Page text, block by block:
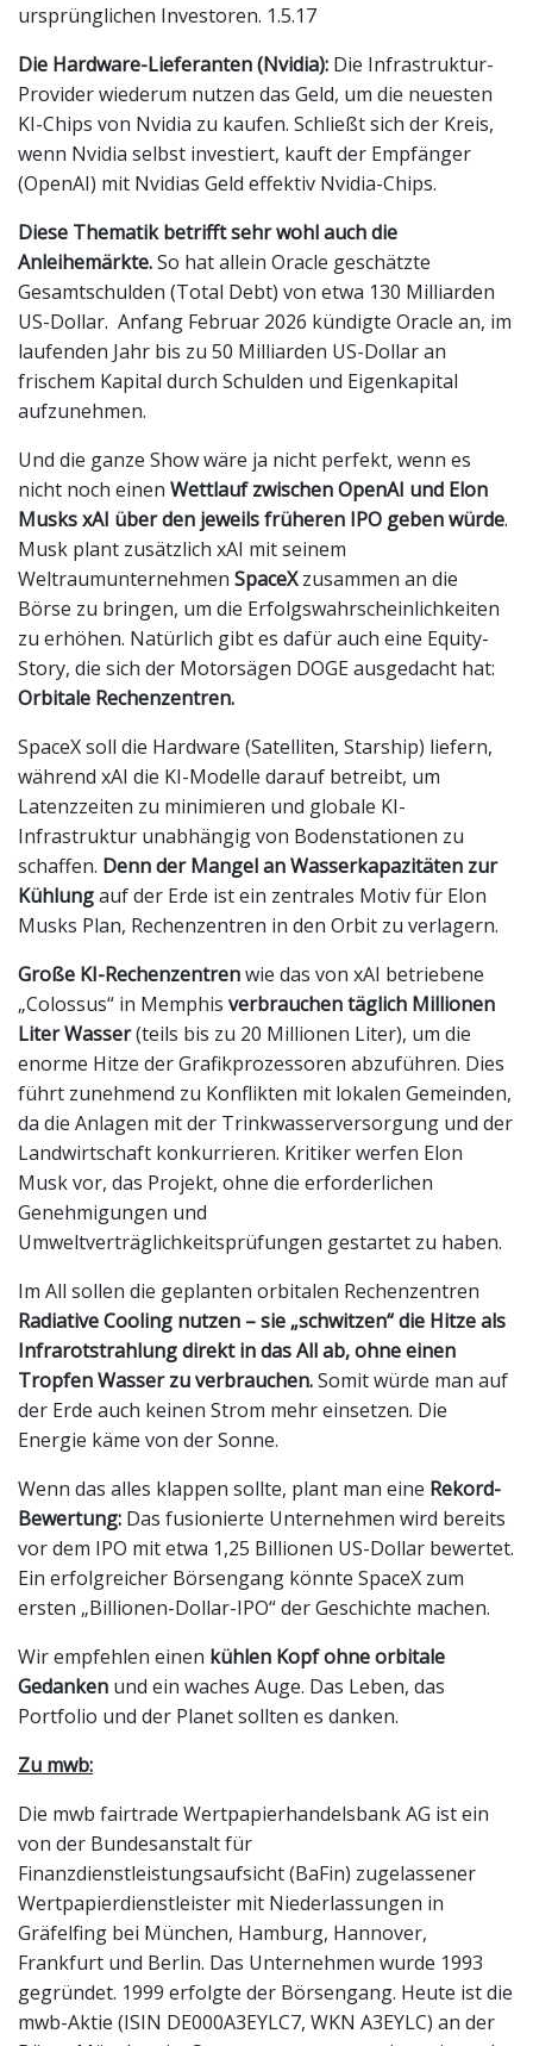
ursprünglichen Investoren. 1.5.17
Die Hardware-Lieferanten (Nvidia): Die Infrastruktur-
Provider wiederum nutzen das Geld, um die neuesten
KI-Chips von Nvidia zu kaufen. Schließt sich der Kreis,
wenn Nvidia selbst investiert, kauft der Empfänger
(OpenAI) mit Nvidias Geld effektiv Nvidia-Chips.
Diese Thematik betrifft sehr wohl auch die
Anleihemärkte.So hat allein Oracle geschätzte
Gesamtschulden (Total Debt) von etwa 130 Milliarden
US-Dollar. Anfang Februar 2026 kündigte Oracle an, im
laufenden Jahr bis zu 50 Milliarden US-Dollar an
frischem Kapital durch Schulden und Eigenkapital
aufzunehmen.
Und die ganze Show wäre ja nicht perfekt, wenn es
nicht noch einen Wettlauf zwischen OpenAI und Elon
Musks xAI über den jeweils früheren IPO geben würde.
Musk plant zusätzlich xAI mit seinem
Weltraumunternehmen SpaceXzusammen an die
Börse zu bringen, um die Erfolgswahrscheinlichkeiten
zu erhöhen. Natürlich gibt es dafür auch eine Equity-
Story, die sich der Motorsägen DOGE ausgedacht hat:
Orbitale Rechenzentren.
SpaceX soll die Hardware (Satelliten, Starship) liefern,
während xAI die KI-Modelle darauf betreibt, um
Latenzzeiten zu minimieren und globale KI-
Infrastruktur unabhängig von Bodenstationen zu
schaffen. Denn der Mangel an Wasserkapazitäten zur
Kühlungauf der Erde ist ein zentrales Motiv für Elon
Musks Plan, Rechenzentren in den Orbit zu verlagern.
Große KI-Rechenzentrenwie das von xAI betriebene
„Colossus“ in Memphis verbrauchen täglich Millionen
Liter Wasser(teils bis zu 20 Millionen Liter), um die
enorme Hitze der Grafikprozessoren abzuführen. Dies
führt zunehmend zu Konflikten mit lokalen Gemeinden,
da die Anlagen mit der Trinkwasserversorgung und der
Landwirtschaft konkurrieren. Kritiker werfen Elon
Musk vor, das Projekt, ohne die erforderlichen
Genehmigungen und
Umweltverträglichkeitsprüfungen gestartet zu haben.
Im All sollen die geplanten orbitalen Rechenzentren
Radiative Cooling nutzen – sie „schwitzen“ die Hitze als
Infrarotstrahlung direkt in das All ab, ohne einen
Tropfen Wasser zu verbrauchen.Somit würde man auf
der Erde auch keinen Strom mehr einsetzen. Die
Energie käme von der Sonne.
Wenn das alles klappen sollte, plant man eine Rekord-
Bewertung: Das fusionierte Unternehmen wird bereits
vor dem IPO mit etwa 1,25 Billionen US-Dollar bewertet.
Ein erfolgreicher Börsengang könnte SpaceX zum
ersten „Billionen-Dollar-IPO“ der Geschichte machen.
Wir empfehlen einen kühlen Kopf ohne orbitale
Gedanken und ein waches Auge. Das Leben, das
Portfolio und der Planet sollten es danken.
Zu mwb:
Die mwb fairtrade Wertpapierhandelsbank AG ist ein
von der Bundesanstalt für
Finanzdienstleistungsaufsicht (BaFin) zugelassener
Wertpapierdienstleister mit Niederlassungen in
Gräfelfing bei München, Hamburg, Hannover,
Frankfurt und Berlin. Das Unternehmen wurde 1993
gegründet. 1999 erfolgte der Börsengang. Heute ist die
mwb-Aktie (ISIN DE000A3EYLC7, WKN A3EYLC) an der